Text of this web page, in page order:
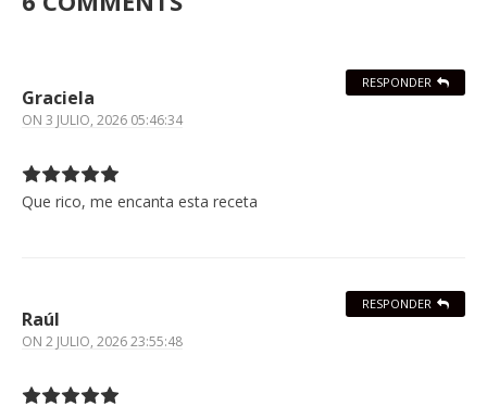
Graciela
ON 3 JULIO, 2026 05:46:34
Que rico, me encanta esta receta
RESPONDER
Raúl
ON 2 JULIO, 2026 23:55:48
RESPONDER